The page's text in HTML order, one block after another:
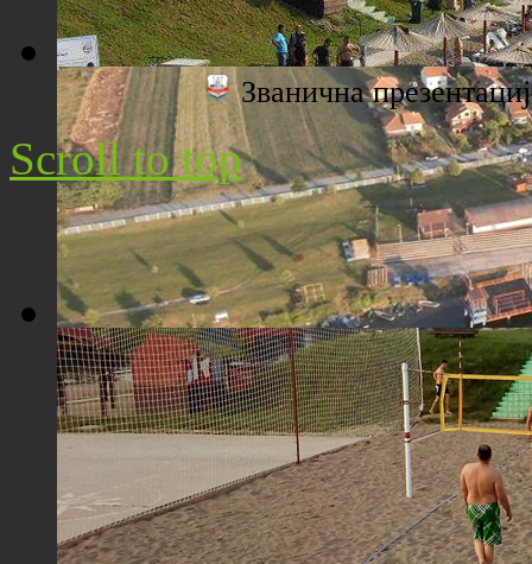
Плажа "Топољар" - Поглед са торња
Плажа "Топољар" - Поглед из ваздуха
Званична
Scroll to top